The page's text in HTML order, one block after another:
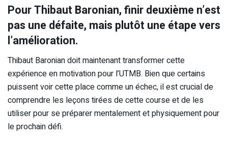
Pour Thibaut Baronian, finir deuxième n’est
pas une défaite, mais plutôt une étape vers
l’amélioration.
Thibaut Baronian doit maintenant transformer cette
expérience en motivation pour l’UTMB. Bien que certains
puissent voir cette place comme un échec, il est crucial de
comprendre les leçons tirées de cette course et de les
utiliser pour se préparer mentalement et physiquement pour
le prochain défi.